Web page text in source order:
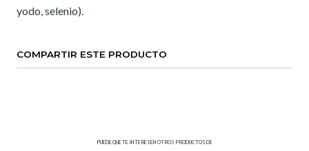
yodo, selenio).
COMPARTIR ESTE PRODUCTO
PUEDE QUE TE INTERESEN OTROS PRODUCTOS DE